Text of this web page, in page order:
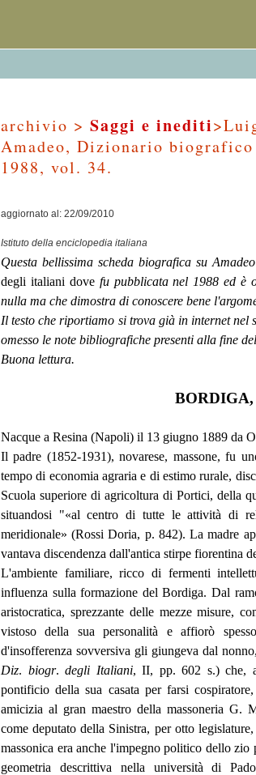
archivio > Saggi e inediti
Amadeo, Dizionario
1988, vol. 34.
aggiornato al: 22/09/2010
Istituto della enciclopedia italiana
Questa bellissima scheda biografica su
degli italiani dove fu pubblicata nel 1988 ed è
nulla ma che dimostra di conoscere bene
Il testo che riportiamo si trova già in internet nel
omesso le note bibliografiche presenti alla fine
Buona lettura.
BORDIGA,
Nacque a Resina (Napoli) il 13 giugno 1889 da
Il padre (1852-1931), novarese, massone, fu
tempo di economia agraria e di estimo rurale,
Scuola superiore di agricoltura di Portici, della
situandosi "«al centro di tutte le attività di
meridionale» (Rossi Doria, p. 842). La madre
vantava discendenza dall'antica stirpe fiorentina
L'ambiente familiare, ricco di fermenti
influenza sulla formazione del Bordiga. Dal
aristocratica, sprezzante delle mezze misure,
vistoso della sua personalità e affiorò
d'insofferenza sovversiva gli giungeva dal
Diz. biogr. degli Italiani, II, pp. 602 s.) che,
pontificio della sua casata per farsi
amicizia al gran maestro della massoneria G.
come deputato della Sinistra, per otto
massonica era anche l'impegno politico dello
geometria descrittiva nella università di